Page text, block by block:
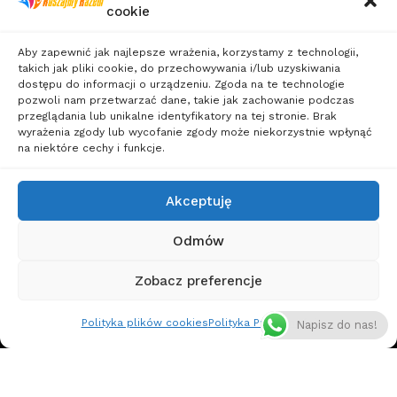
cookie
Aby zapewnić jak najlepsze wrażenia, korzystamy z technologii,
takich jak pliki cookie, do przechowywania i/lub uzyskiwania
dostępu do informacji o urządzeniu. Zgoda na te technologie
pozwoli nam przetwarzać dane, takie jak zachowanie podczas
przeglądania lub unikalne identyfikatory na tej stronie. Brak
wyrażenia zgody lub wycofanie zgody może niekorzystnie wpłynąć
na niektóre cechy i funkcje.
Akceptuję
Odmów
Zobacz preferencje
Polityka plików cookiesPolityka Prywatności
Wakacje
dla
Singli
Wczasy
dla
Polityka
Napisz do nas!